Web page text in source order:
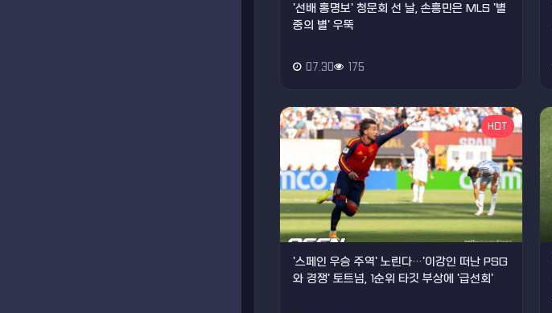
'선배 홍명보' 청문회 선 날, 손흥민은 MLS '별
중의 별' 우뚝
07.30 175
HOT
'스페인 우승 주역' 노린다…'이강인 떠난 PSG
와 경쟁' 토트넘, 1순위 타깃 부상에 '급선회'